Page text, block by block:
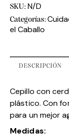
SKU: N/D
Categorías:
el Caballo
DESCRIPCIÓN
Cepillo con
plástico. Con
para un mejor
Medidas: